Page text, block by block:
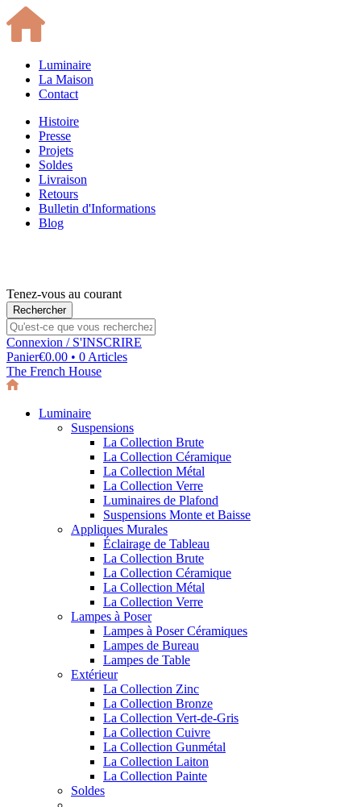
Luminaire
La Maison
Contact
Histoire
Presse
Projets
Soldes
Livraison
Retours
Bulletin d'Informations
Blog
Tenez-vous au courant
Connexion / S'INSCRIRE
Panier€0.00 • 0 Articles
The French House
Luminaire
Suspensions
La Collection Brute
La Collection Céramique
La Collection Métal
La Collection Verre
Luminaires de Plafond
Suspensions Monte et Baisse
Appliques Murales
Éclairage de Tableau
La Collection Brute
La Collection Céramique
La Collection Métal
La Collection Verre
Lampes à Poser
Lampes à Poser Céramiques
Lampes de Bureau
Lampes de Table
Extérieur
La Collection Zinc
La Collection Bronze
La Collection Vert-de-Gris
La Collection Cuivre
La Collection Gunmétal
La Collection Laiton
La Collection Painte
Soldes